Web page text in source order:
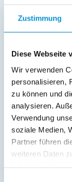
Zustimmung
Diese Webseite
Wir verwenden
personalisieren,
zu können und
analysieren.
Verwendung
soziale Medien,
Partner führen
weiteren Daten
Gartenstühle
Parkplatz
Verpflegung:
Sonstiges:
Waschmaschine
Gebühr genutzt